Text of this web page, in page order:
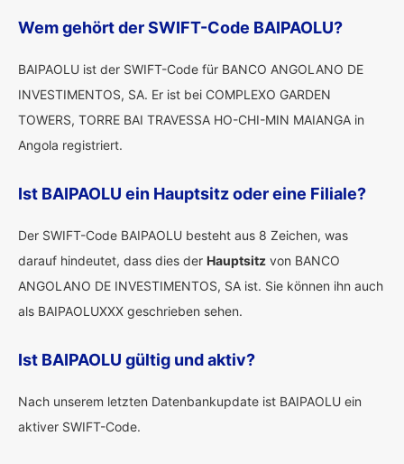
Wem gehört der SWIFT-Code BAIPAOLU?
BAIPAOLU ist der SWIFT-Code für BANCO ANGOLANO DE
INVESTIMENTOS, SA. Er ist bei COMPLEXO GARDEN
TOWERS, TORRE BAI TRAVESSA HO-CHI-MIN MAIANGA in
Angola registriert.
Ist BAIPAOLU ein Hauptsitz oder eine Filiale?
Der SWIFT-Code BAIPAOLU besteht aus 8 Zeichen, was
darauf hindeutet, dass dies der Hauptsitz von BANCO
ANGOLANO DE INVESTIMENTOS, SA ist. Sie können ihn auch
als BAIPAOLUXXX geschrieben sehen.
Ist BAIPAOLU gültig und aktiv?
Nach unserem letzten Datenbankupdate ist BAIPAOLU ein
aktiver SWIFT-Code.